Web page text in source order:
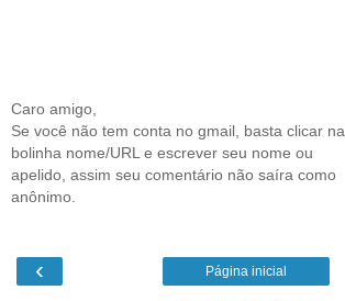
Caro amigo,
Se você não tem conta no gmail, basta clicar na
bolinha nome/URL e escrever seu nome ou
apelido, assim seu comentário não saíra como
anônimo.
‹ Página inicial